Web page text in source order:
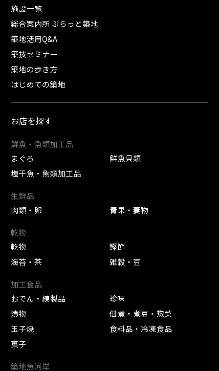
施設一覧
総合案内所 ぷらっと築地
築地活用Q&A
築技セミナー
築地の歩き方
はじめての築地
お店を探す
鮮魚・魚類加工品
まぐろ
鮮魚貝類
塩干魚・魚類加工品
生鮮品
肉類・卵
青果・妻物
乾物
乾物
鰹節
海苔・茶
雑穀・豆
加工食品
おでん・練製品
珍味
漬物
佃煮・煮豆・惣菜
玉子焼
食料品・冷凍食品
菓子
築地魚河岸